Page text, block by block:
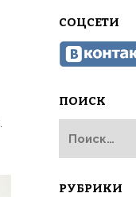
СОЦСЕТИ
ПОИСК
РУБРИКИ